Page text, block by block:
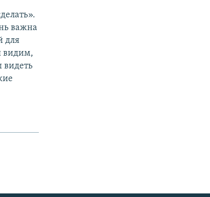
важна
для
видим,
видеть